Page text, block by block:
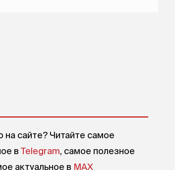
на сайте? Читайте самое
в Telegram, самое полезное
актуальное в MAX